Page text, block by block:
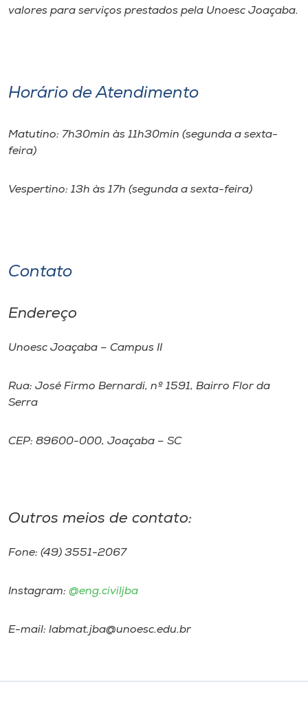
valores para serviços prestados pela Unoesc Joaçaba.
Horário de Atendimento
Matutino: 7h30min às 11h30min (segunda a sexta-
feira)
Vespertino: 13h às 17h (segunda a sexta-feira)
Contato
Endereço
Unoesc Joaçaba – Campus II
Rua: José Firmo Bernardi, nº 1591, Bairro Flor da
Serra
CEP: 89600-000, Joaçaba – SC
Outros meios de contato:
Fone: (49) 3551-2067
Instagram: @eng.civiljba
E-mail: labmat.jba@unoesc.edu.br